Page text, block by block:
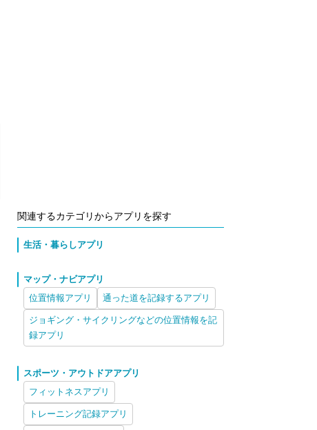
関連するカテゴリからアプリを探す
生活・暮らしアプリ
マップ・ナビアプリ
位置情報アプリ
通った道を記録するアプリ
ジョギング・サイクリングなどの位置情報を記
録アプリ
スポーツ・アウトドアアプリ
フィットネスアプリ
トレーニング記録アプリ